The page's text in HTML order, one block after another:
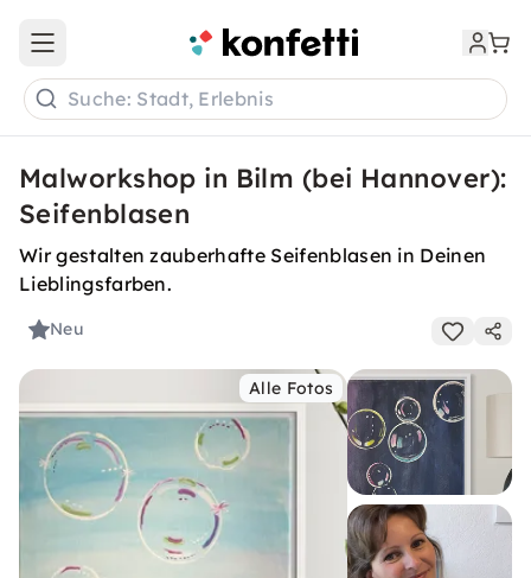
Open main menu
Suche: Stadt, Erlebnis
Malworkshop in Bilm (bei Hannover):
Seifenblasen
Wir gestalten zauberhafte Seifenblasen in Deinen
Lieblingsfarben.
Neu
Alle Fotos